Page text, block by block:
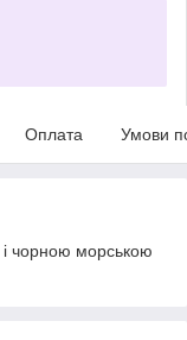
Оплата Умови
і чорною морською